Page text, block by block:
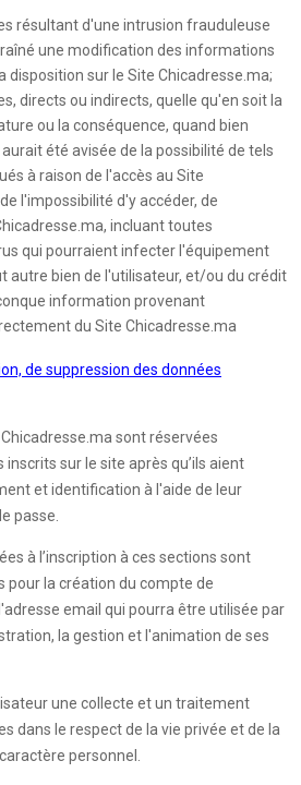
résultant d'une intrusion frauduleuse
une modification des informations
disposition sur le Site Chicadresse.ma;
directs ou indirects, quelle qu'en soit la
ou la conséquence, quand bien
été avisée de la possibilité de tels
à raison de l'accès au Site
l'impossibilité d'y accéder, de
incluant toutes
qui pourraient infecter l'équipement
autre bien de l'utilisateur, et/ou du crédit
information provenant
du Site Chicadresse.ma
de suppression des données
sont réservées
sur le site après qu’ils aient
et identification à l'aide de leur
passe.
à l’inscription à ces sections sont
pour la création du compte de
email qui pourra être utilisée par
la gestion et l'animation de ses
une collecte et un traitement
dans le respect de la vie privée et de la
personnel.